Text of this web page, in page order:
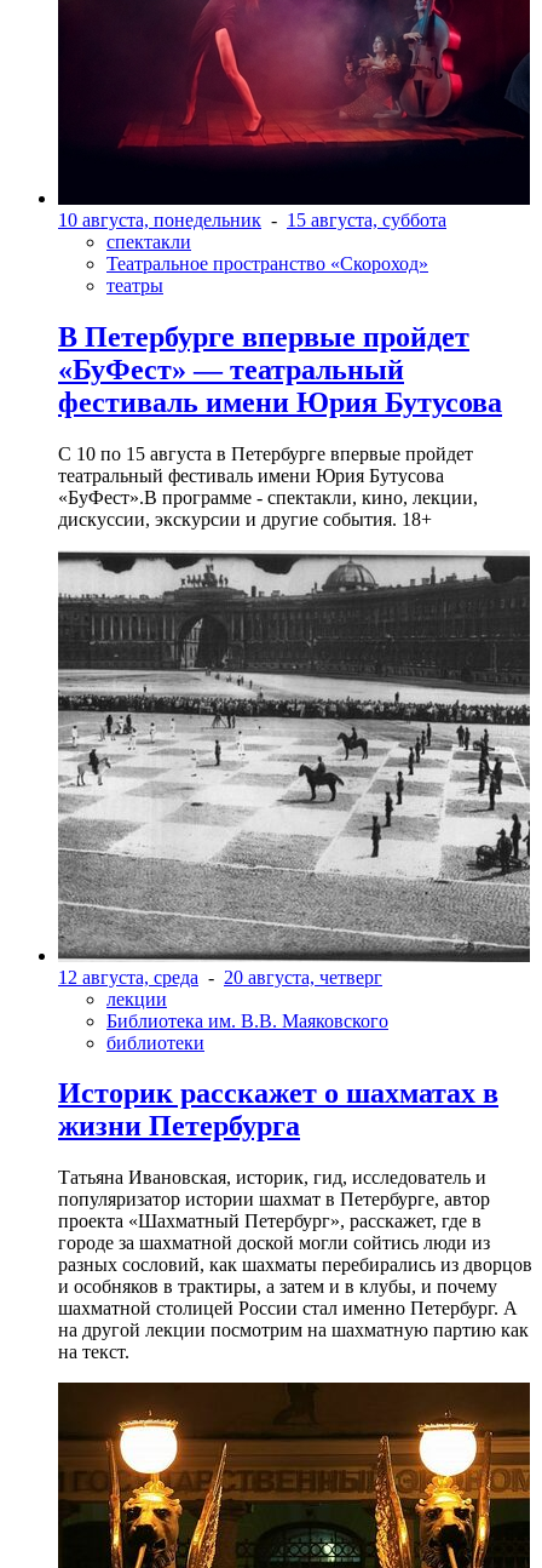
10 августа, понедельник - 15 августа, суббота
спектакли
Театральное пространство «Скороход»
театры
В Петербурге впервые пройдет
«БуФест» — театральный
фестиваль имени Юрия Бутусова
С 10 по 15 августа в Петербурге впервые пройдет
театральный фестиваль имени Юрия Бутусова
«БуФест».В программе - спектакли, кино, лекции,
дискуссии, экскурсии и другие события. 18+
12 августа, среда - 20 августа, четверг
лекции
Библиотека им. В.В. Маяковского
библиотеки
Историк расскажет о шахматах в
жизни Петербурга
Татьяна Ивановская, историк, гид, исследователь и
популяризатор истории шахмат в Петербурге, автор
проекта «Шахматный Петербург», расскажет, где в
городе за шахматной доской могли сойтись люди из
разных сословий, как шахматы перебирались из дворцов
и особняков в трактиры, а затем и в клубы, и почему
шахматной столицей России стал именно Петербург. А
на другой лекции посмотрим на шахматную партию как
на текст.